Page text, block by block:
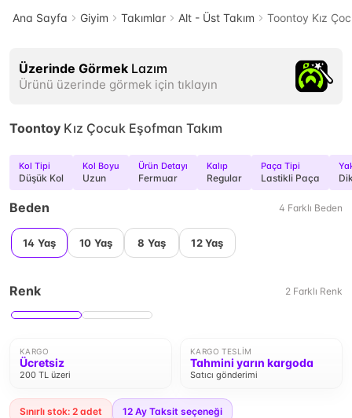
Ana Sayfa Giyim Takımlar Alt - Üst Takım Toontoy Kız
Üzerinde Görmek Lazım
Ürünü üzerinde görmek için tıklayın
Toontoy Kız Çocuk Eşofman Takım
Kol Tipi
Düşük Kol
Kol Boyu
Uzun
Ürün Detayı
Fermuar
Kalıp
Regular
Paça Tipi
Lastikli Paça
Beden 4 Farklı Beden
14 Yaş 10 Yaş 8 Yaş 12 Yaş
Renk 2 Farklı Renk
KARGO
Ücretsiz
200 TL üzeri
KARGO TESLIM
Tahmini yarın kargoda
Satıcı gönderimi
Sınırlı stok: 2 adet 12 Ay Taksit seçeneği